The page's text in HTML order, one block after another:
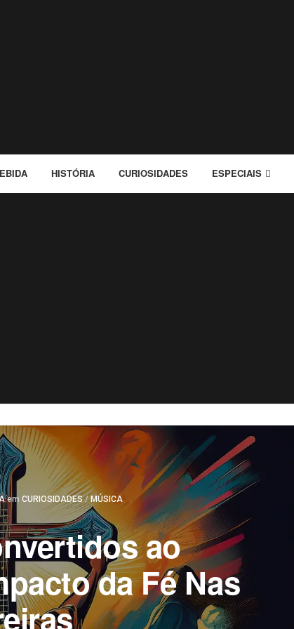
HISTÓRIA CURIOSIDADES ESPECIAIS
Postado
emCURIOSIDADES/MÚSICA
ao
da Fé Nas